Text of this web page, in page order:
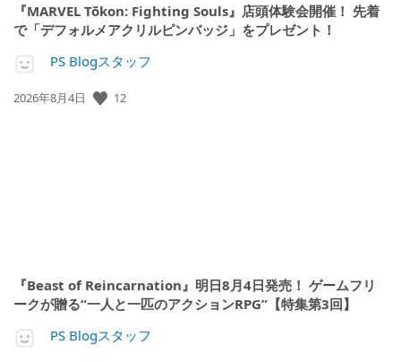
『MARVEL Tōkon: Fighting Souls』店頭体験会開催！ 先着
で「デフォルメアクリルピンバッジ」をプレゼント！
PS Blogスタッフ
公
2026年8月4日 12
『Beast of Reincarnation』明日8月4日発売！ ゲームフリ
ークが贈る“一人と一匹のアクションRPG”【特集第3回】
PS Blogスタッフ